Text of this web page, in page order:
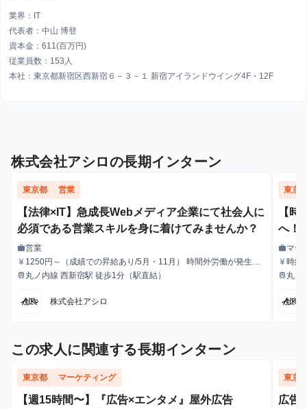
業界：IT
代表者：中山 博登
資本金：611(百万円)
従業員数：153人
本社：東京都新宿区西新宿６－３－１ 新宿アイランドウイング4F・12F
株式会社アシロの長期インターン
東京都 営業
【法律×IT】急成長Webメディア企業にて社会人に
必須である営業スキルを身に着けてみませんか？
職種
work営業
給与
currency_yen 1250円～（成績での昇給あり/5月・11月） 時間外労働が発生し
た場合は法定の割増賃金をお支払いいたします。
最寄駅
train 丸ノ内線 西新宿駅 徒歩1分（駅直結）
株式会社アシロ
東京
【
へ！
画か
職種
workマー
給与
currency_yen時給
応じ
最寄駅
train 丸ノ
この求人に関連する長期インターン
東京都 マーケティング
【週15時間〜】『広告×エンタメ』屋外広告
東京
広告